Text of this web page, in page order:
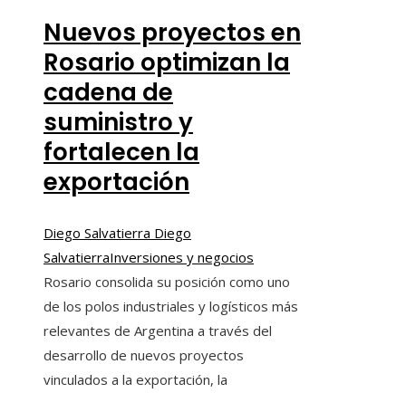
Nuevos proyectos en
Rosario optimizan la
cadena de
suministro y
fortalecen la
exportación
Diego Salvatierra Diego
SalvatierraInversiones y negocios
Rosario consolida su posición como uno
de los polos industriales y logísticos más
relevantes de Argentina a través del
desarrollo de nuevos proyectos
vinculados a la exportación, la